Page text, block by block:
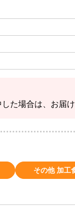
た場合は、お届
その他 加工